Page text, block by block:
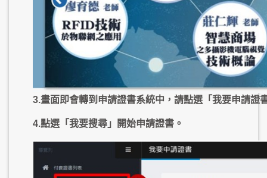
3.畫面即會轉到申請證書系統中，請點選「我要申請證
4.點選「我要搜尋」開始申請證書。